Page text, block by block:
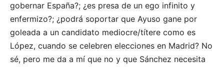
gobernar España?; ¿es presa de un ego infinito y
enfermizo?; ¿podrá soportar que Ayuso gane por
goleada a un candidato mediocre/títere como es
López, cuando se celebren elecciones en Madrid? No
sé, pero me da a mí que no y que Sánchez necesita